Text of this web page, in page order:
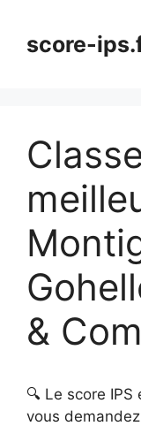
contenuscore-
&
🔍 Le score
vous